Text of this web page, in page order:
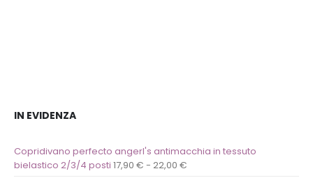
IN EVIDENZA
Copridivano perfecto angerl's antimacchia in tessuto
bielastico 2/3/4 posti 17,90 € - 22,00 €